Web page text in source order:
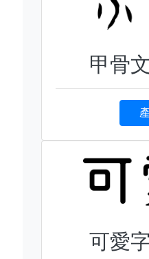
甲骨
可愛